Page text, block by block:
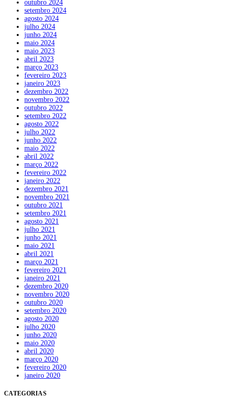
outubro 2024
setembro 2024
agosto 2024
julho 2024
junho 2024
maio 2024
maio 2023
abril 2023
março 2023
fevereiro 2023
janeiro 2023
dezembro 2022
novembro 2022
outubro 2022
setembro 2022
agosto 2022
julho 2022
junho 2022
maio 2022
abril 2022
março 2022
fevereiro 2022
janeiro 2022
dezembro 2021
novembro 2021
outubro 2021
setembro 2021
agosto 2021
julho 2021
junho 2021
maio 2021
abril 2021
março 2021
fevereiro 2021
janeiro 2021
dezembro 2020
novembro 2020
outubro 2020
setembro 2020
agosto 2020
julho 2020
junho 2020
maio 2020
abril 2020
março 2020
fevereiro 2020
janeiro 2020
CATEGORIAS